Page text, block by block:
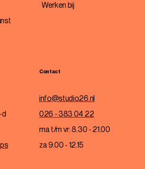
Werken bij
d
Contact
info@studio26.nl
026 - 383 04 22
ma t/m vr: 8.30 - 21.00
za 9.00 - 12.15